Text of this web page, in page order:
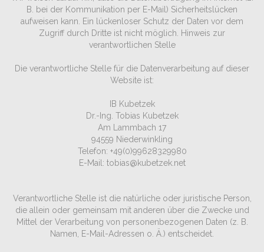
B. bei der Kommunikation per E-Mail) Sicherheitslücken
aufweisen kann. Ein lückenloser Schutz der Daten vor dem
Zugriff durch Dritte ist nicht möglich. Hinweis zur
verantwortlichen Stelle
Die verantwortliche Stelle für die Datenverarbeitung auf dieser
Website ist:
IB Kubetzek
Dr.-Ing. Tobias Kubetzek
Am Lammbach 17
94559 Niederwinkling
Telefon: +49(0)99628329980
E-Mail: tobias@kubetzek.net
Verantwortliche Stelle ist die natürliche oder juristische Person,
die allein oder gemeinsam mit anderen über die Zwecke und
Mittel der Verarbeitung von personenbezogenen Daten (z. B.
Namen, E-Mail-Adressen o. Ä.) entscheidet.